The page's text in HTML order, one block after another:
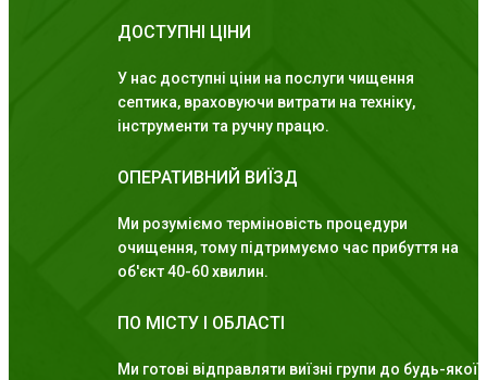
ДОСТУПНІ ЦІНИ
У нас доступні ціни на послуги чищення
септика, враховуючи витрати на техніку,
інструменти та ручну працю.
ОПЕРАТИВНИЙ ВИЇЗД
Ми розуміємо терміновість процедури
очищення, тому підтримуємо час прибуття на
об'єкт 40-60 хвилин.
ПО МІСТУ І ОБЛАСТІ
Ми готові відправляти виїзні групи до будь-якої